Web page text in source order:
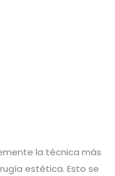
la técnica más
estética. Esto se